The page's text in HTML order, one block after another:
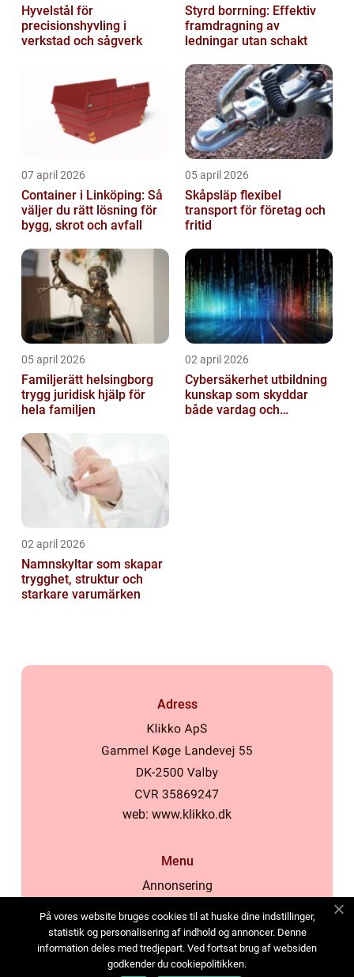
Hyvelstål för
precisionshyvling i
verkstad och sågverk
Styrd borrning: Effektiv
framdragning av
ledningar utan schakt
07 april 2026
Container i Linköping: Så
väljer du rätt lösning för
bygg, skrot och avfall
05 april 2026
Skåpsläp flexibel
transport för företag och
fritid
05 april 2026
Familjerätt helsingborg
trygg juridisk hjälp för
hela familjen
02 april 2026
Cybersäkerhet utbildning
kunskap som skyddar
både vardag och
02 april 2026
Namnskyltar som skapar
trygghet, struktur och
starkare varumärken
Adress
web: www.klikko.dk
Menu
Annonsering
Cookies
Kontakta oss
Sitemap
På vores website bruges cookies til at huske dine indstillinger,
statistik og personalisering af indhold og annoncer. Denne
information deles med tredjepart. Ved fortsat brug af websiden
godkender du cookiepolitikken.